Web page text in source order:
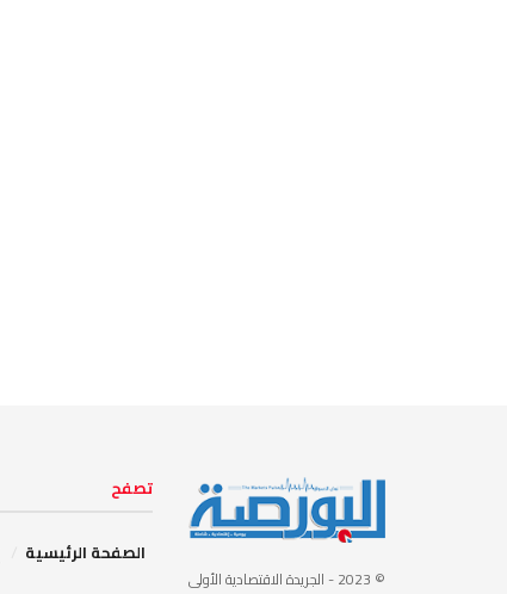
© 2023
- الجريدة الاقتصادية الأولى
تصفح
الصفحة الرئيسية